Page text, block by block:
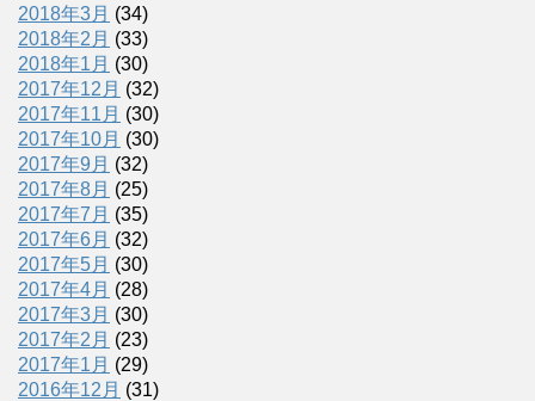
2018年3月 (34)
2018年2月 (33)
2018年1月 (30)
2017年12月 (32)
2017年11月 (30)
2017年10月 (30)
2017年9月 (32)
2017年8月 (25)
2017年7月 (35)
2017年6月 (32)
2017年5月 (30)
2017年4月 (28)
2017年3月 (30)
2017年2月 (23)
2017年1月 (29)
2016年12月 (31)